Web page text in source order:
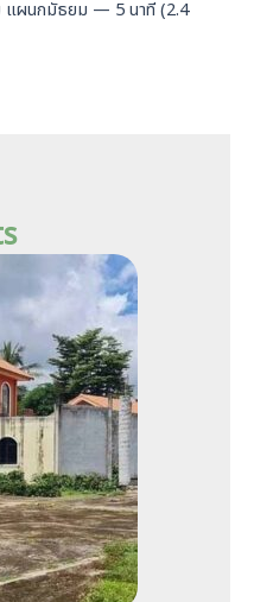
แผนกมัธยม — 5 นาที (2.4